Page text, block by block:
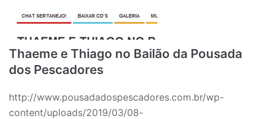
Thaeme e Thiago no Bailão da Pousada
dos Pescadores
http://www.pousadadospescadores.com.br/wp-
content/uploads/2019/03/08-